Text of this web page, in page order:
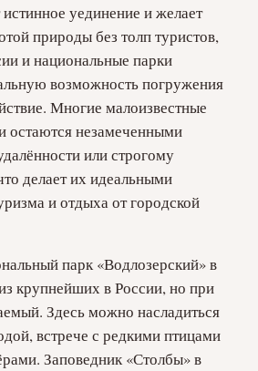
уединение и желает
природы без толп туристов,
и национальные парки
возможность погружения
Многие малоизвестные
остаются незамеченными
или строгому
делает их идеальными
и отдыха от городской
парк «Водлозерский» в
крупнейших в России, но при
Здесь можно насладиться
встрече с редкими птицами
Заповедник «Столбы» в